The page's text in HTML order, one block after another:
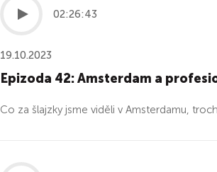
02:26:43
19.10.2023
Epizoda 42: Amsterdam a
Co za šlajzky jsme viděli v Amsterdamu,